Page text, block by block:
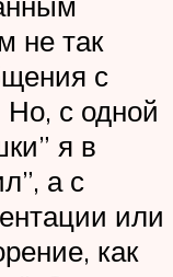
не так
с
с одной
я в
а с
или
как